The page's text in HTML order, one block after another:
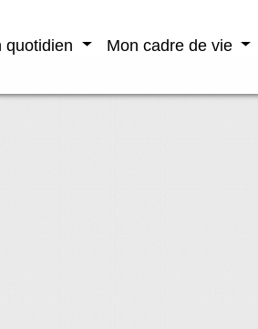
quotidien Mon cadre de vie